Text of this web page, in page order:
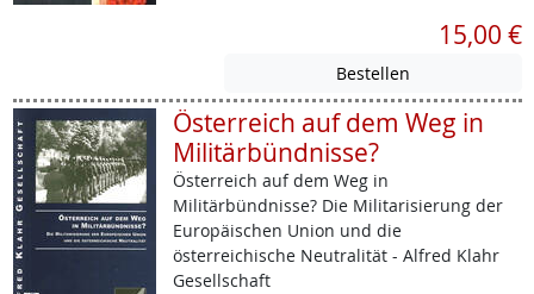
15,00 €
Österreich auf dem Weg in
Militärbündnisse?
Österreich auf dem Weg in
Militärbündnisse? Die Militarisierung der
Europäischen Union und die
österreichische Neutralität - Alfred Klahr
Gesellschaft